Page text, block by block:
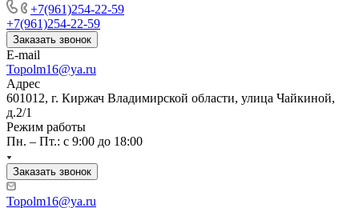
+7(961)254-22-59
+7(961)254-22-59
Заказать звонок
E-mail
Topolm16@ya.ru
Адрес
601012, г. Киржач Владимирской области, улица Чайкиной,
д.2/1
Режим работы
Пн. – Пт.: с 9:00 до 18:00
Заказать звонок
Topolm16@ya.ru